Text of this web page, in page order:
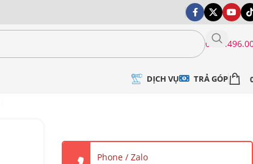
DỊCH VỤ TRẢ GÓP
Phone / Zalo